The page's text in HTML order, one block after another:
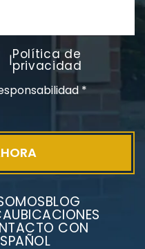
polivinilo
|Política de
privacidad
*
BLOG
UBICACIONES
CON